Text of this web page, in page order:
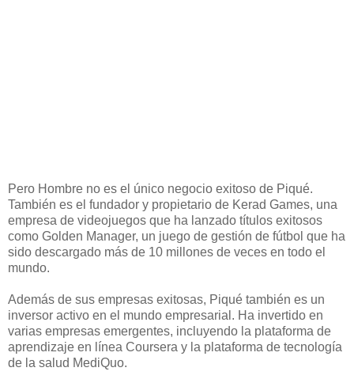
Pero Hombre no es el único negocio exitoso de Piqué.
También es el fundador y propietario de Kerad Games, una
empresa de videojuegos que ha lanzado títulos exitosos
como Golden Manager, un juego de gestión de fútbol que ha
sido descargado más de 10 millones de veces en todo el
mundo.
Además de sus empresas exitosas, Piqué también es un
inversor activo en el mundo empresarial. Ha invertido en
varias empresas emergentes, incluyendo la plataforma de
aprendizaje en línea Coursera y la plataforma de tecnología
de la salud MediQuo.